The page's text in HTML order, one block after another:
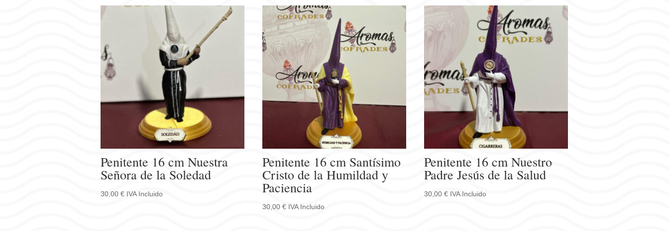
Penitente 16 cm Nuestra
Señora de la Soledad
30,00 € IVA Incluido
Penitente 16 cm Santísimo
Cristo de la Humildad y
Paciencia
30,00 € IVA Incluido
Penitente 16 cm Nuestro
Padre Jesús de la Salud
30,00 € IVA Incluido